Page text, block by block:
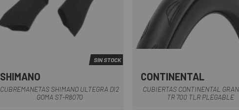
SIN STOCK
SHIMANO
CUBREMANETAS SHIMANO ULTEGRA DI2
GOMA ST-R8070
Negro
CONTINENTAL
CUBIERTAS CONTINENTAL
TR 700 TLR PLEGABLE